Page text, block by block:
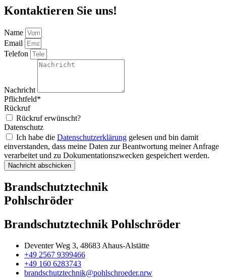
Kontaktieren Sie uns!
Name
Email
Telefon
Nachricht
Pflichtfeld*
Rückruf
Rückruf erwünscht?
Datenschutz
Ich habe die Datenschutzerklärung gelesen und bin damit
einverstanden, dass meine Daten zur Beantwortung meiner Anfrage
verarbeitet und zu Dokumentationszwecken gespeichert werden.
Nachricht abschicken
Brandschutztechnik
Pohlschröder
Brandschutztechnik Pohlschröder
Deventer Weg 3, 48683 Ahaus-Alstätte
+49 2567 9399466
+49 160 6283743
brandschutztechnik@pohlschroeder.nrw